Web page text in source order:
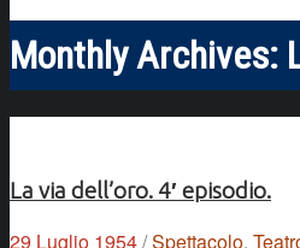
Monthly Archives:
La via dell’oro. 4′ episodio.
29 Luglio 1954/Spettacolo,